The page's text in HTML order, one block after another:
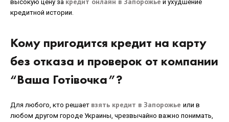
высокую цену за
и ухудшение
кредитной истории.
Кому пригодится кредит на карту
без отказа и проверок от компании
“Ваша Готівочка”?
Для любого, кто решает взять кредит в Запорожье или в
любом другом городе Украины, чрезвычайно важно понимать,